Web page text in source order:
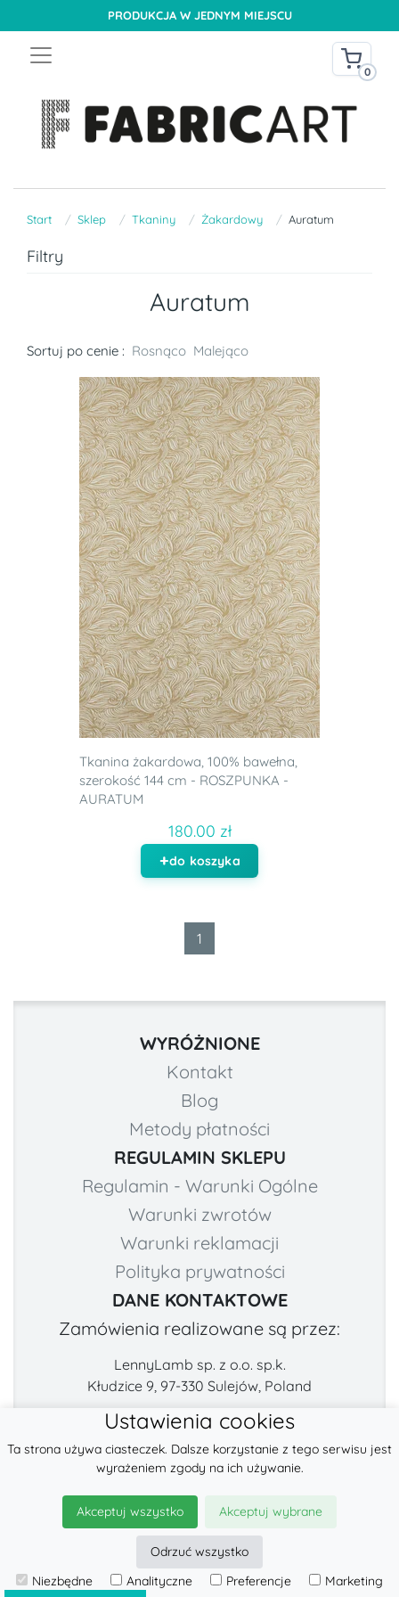
PRODUKCJA W JEDNYM MIEJSCU
0
Start Sklep Tkaniny Żakardowy Auratum
Filtry
Auratum
Sortuj po cenie : Rosnąco Malejąco
Tkanina żakardowa, 100% bawełna,
szerokość 144 cm - ROSZPUNKA -
AURATUM
180.00 zł
do koszyka
1
WYRÓŻNIONE
Kontakt
Blog
Metody płatności
REGULAMIN SKLEPU
Regulamin - Warunki Ogólne
Warunki zwrotów
Warunki reklamacji
Polityka prywatności
DANE KONTAKTOWE
Zamówienia realizowane są przez:
LennyLamb sp. z o.o. sp.k.
Kłudzice 9, 97-330 Sulejów, Poland
Numer telefonu: E-mail:
+48 222-57-888-2 contact@fabricart.eu
Znajdź nas na:
© 2026LennyLamb sp. z o.o. sp.k.
Ustawienia cookies
Ta strona używa ciasteczek. Dalsze korzystanie z tego serwisu jest
wyrażeniem zgody na ich używanie.
Akceptuj wszystko Akceptuj wybrane
Odrzuć wszystko
Niezbędne
Analityczne Preferencje Marketing